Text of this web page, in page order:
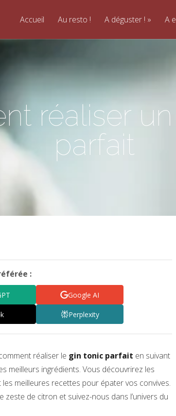
Accueil Au resto ! A déguster ! A
réaliser
parfait
:
Google AI
Perplexity
réaliser le gin tonic parfait en suivant
meilleurs ingrédients. Vous découvrirez les
meilleures recettes pour épater vos convives.
de citron et suivez-nous dans l’univers du